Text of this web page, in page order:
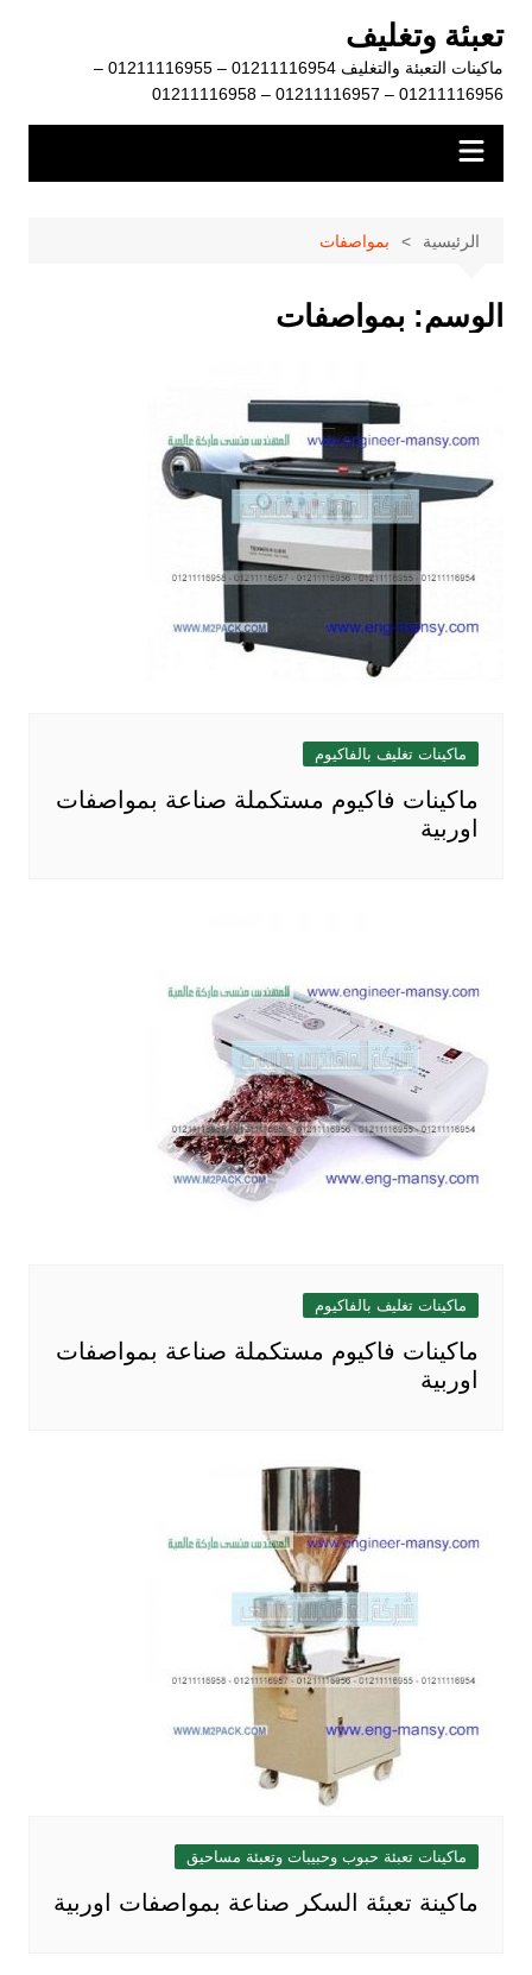
المحتوى
تعبئة وتغليف
ماكينات التعبئة والتغليف 01211116954 – 01211116955 –
01211116956 – 01211116957 – 01211116958
الرئيسية بمواصفات
الوسم: بمواصفات
ماكينات تغليف بالفاكيوم
ماكينات فاكيوم مستكملة صناعة بمواصفات
اوربية
ماكينات تغليف بالفاكيوم
ماكينات فاكيوم مستكملة صناعة بمواصفات
اوربية
ماكينات تعبئة حبوب وحبيبات وتعبئة مساحيق
ماكينة تعبئة السكر صناعة بمواصفات اوربية